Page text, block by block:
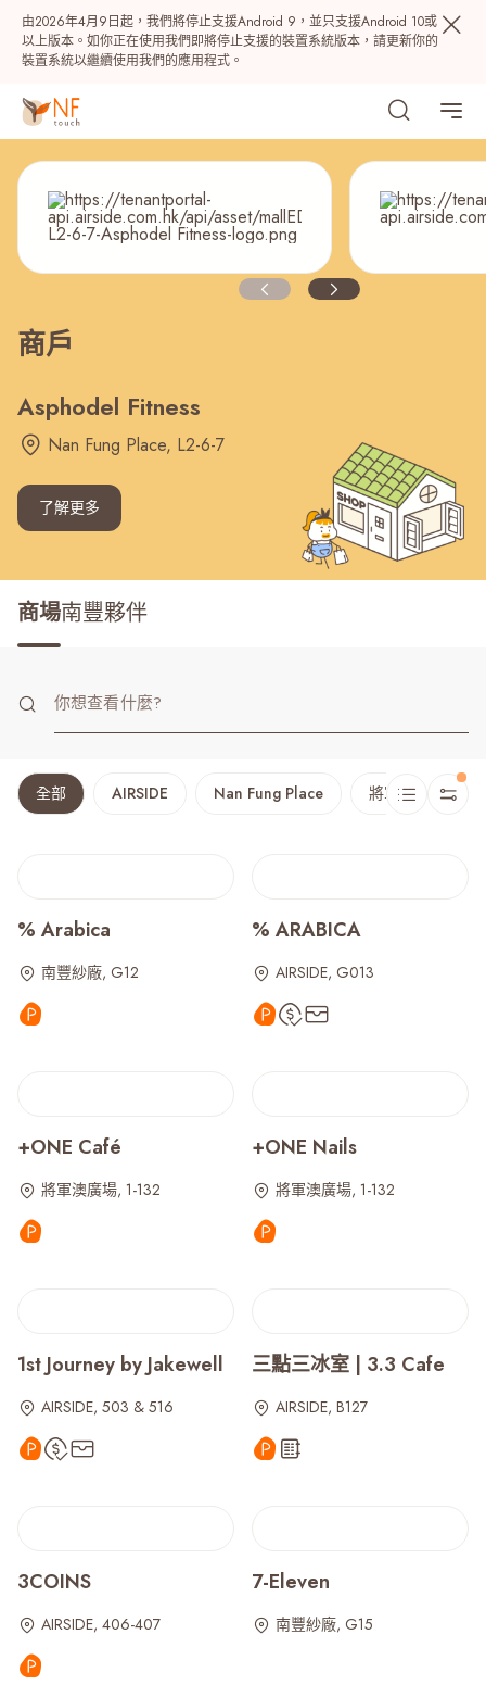
由2026年4月9日起，我們將停止支援Android 9，並只支援Android 10或
以上版本。如你正在使用我們即將停止支援的裝置系統版本，請更新你的
裝置系統以繼續使用我們的應用程式。
熱門
NF 種籽
商戶
Asphodel Fitness
Nan Fung Place, L2-6-7
了解更多
商場南豐夥伴
全部 AIRSIDE Nan Fung Place 將軍澳廣場
% Arabica
南豐紗廠, G12
% ARABICA
AIRSIDE, G013
+ONE Café
將軍澳廣場, 1-132
+ONE Nails
將軍澳廣場, 1-132
1st Journey by Jakewell
AIRSIDE, 503 & 516
三點三冰室 | 3.3 Cafe
AIRSIDE, B127
3COINS
AIRSIDE, 406-407
7-Eleven
南豐紗廠, G15